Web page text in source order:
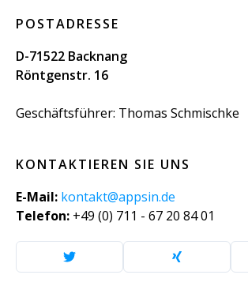
POSTADRESSE
D-71522 Backnang
Röntgenstr. 16
Geschäftsführer: Thomas Schmischke
KONTAKTIEREN SIE UNS
E-Mail: kontakt@appsin.de
Telefon: +49 (0) 711 - 67 20 84 01